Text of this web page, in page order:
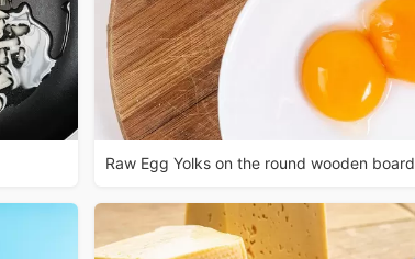
Raw Egg Yolks on the round wooden board